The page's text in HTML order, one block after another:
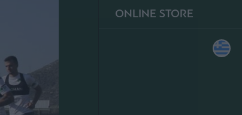
ONLINE STORE